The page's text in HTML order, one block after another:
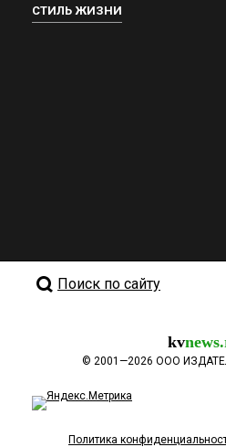
СТИЛЬ ЖИЗНИ
Поиск по сайту
kv
© 2001—2026 ООО
Политика